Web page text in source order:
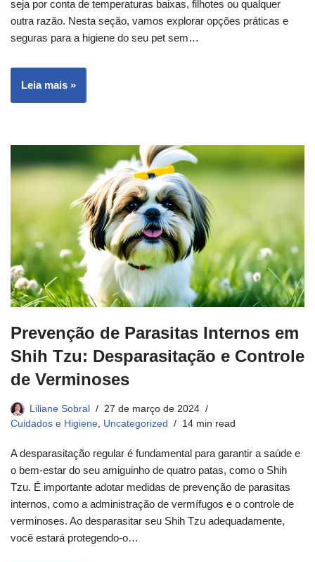
seja por conta de temperaturas baixas, filhotes ou qualquer
outra razão. Nesta seção, vamos explorar opções práticas e
seguras para a higiene do seu pet sem…
Leia mais »
Prevenção de Parasitas Internos em
Shih Tzu: Desparasitação e Controle
de Verminoses
Liliane Sobral
27 de março de 2024
Cuidados e Higiene Uncategorized 14 min read
A desparasitação regular é fundamental para garantir a saúde e
o bem-estar do seu amiguinho de quatro patas, como o Shih
Tzu. É importante adotar medidas de prevenção de parasitas
internos, como a administração de vermífugos e o controle de
verminoses. Ao desparasitar seu Shih Tzu adequadamente,
você estará protegendo-o…